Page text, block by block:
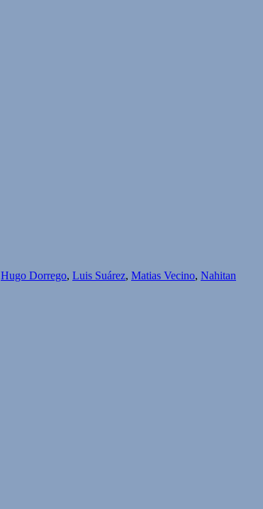
Hugo Dorrego, Luis Suárez, Matias Vecino, Nahitan